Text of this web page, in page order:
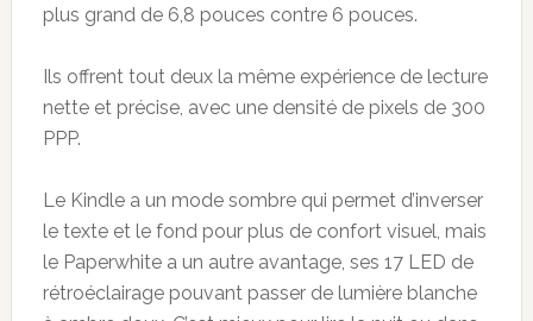
plus grand de 6,8 pouces contre 6 pouces.
Ils offrent tout deux la même expérience de lecture
nette et précise, avec une densité de pixels de 300
PPP.
Le Kindle a un mode sombre qui permet d’inverser
le texte et le fond pour plus de confort visuel, mais
le Paperwhite a un autre avantage, ses 17 LED de
rétroéclairage pouvant passer de lumière blanche